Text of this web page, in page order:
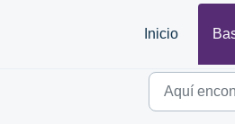
Inicio